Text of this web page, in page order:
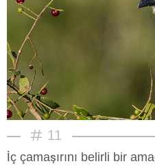
11
İç çamaşırını belirli bir